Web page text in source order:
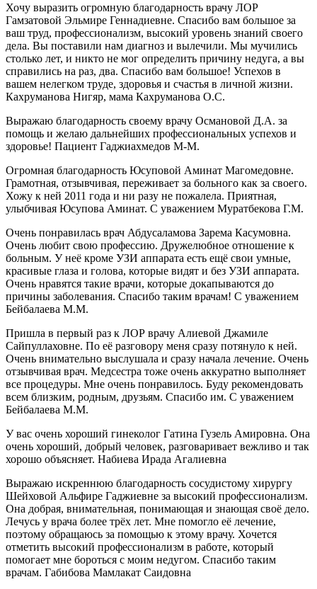
Хочу выразить огромную благодарность врачу ЛОР
Гамзатовой Эльмире Геннадиевне. Спасибо вам большое за
ваш труд, профессионализм, высокий уровень знаний своего
дела. Вы поставили нам диагноз и вылечили. Мы мучились
столько лет, и никто не мог определить причину недуга, а вы
справились на раз, два. Спасибо вам большое! Успехов в
вашем нелегком труде, здоровья и счастья в личной жизни.
Кахруманова Нигяр, мама Кахруманова О.С.
Выражаю благодарность своему врачу Османовой Д.А. за
помощь и желаю дальнейших профессиональных успехов и
здоровье! Пациент Гаджиахмедов М-М.
Огромная благодарность Юсуповой Аминат Магомедовне.
Грамотная, отзывчивая, переживает за больного как за своего.
Хожу к ней 2011 года и ни разу не пожалела. Приятная,
улыбчивая Юсупова Аминат. С уважением Муратбекова Г.М.
Очень понравилась врач Абдусаламова Зарема Касумовна.
Очень любит свою профессию. Дружелюбное отношение к
больным. У неё кроме УЗИ аппарата есть ещё свои умные,
красивые глаза и голова, которые видят и без УЗИ аппарата.
Очень нравятся такие врачи, которые докапываются до
причины заболевания. Спасибо таким врачам! С уважением
Бейбалаева М.М.
Пришла в первый раз к ЛОР врачу Алиевой Джамиле
Сайпуллаховне. По её разговору меня сразу потянуло к ней.
Очень внимательно выслушала и сразу начала лечение. Очень
отзывчивая врач. Медсестра тоже очень аккуратно выполняет
все процедуры. Мне очень понравилось. Буду рекомендовать
всем близким, родным, друзьям. Спасибо им. С уважением
Бейбалаева М.М.
У вас очень хороший гинеколог Гатина Гузель Амировна. Она
очень хороший, добрый человек, разговаривает вежливо и так
хорошо объясняет. Набиева Ирада Агалиевна
Выражаю искреннюю благодарность сосудистому хирургу
Шейховой Альфире Гаджиевне за высокий профессионализм.
Она добрая, внимательная, понимающая и знающая своё дело.
Лечусь у врача более трёх лет. Мне помогло её лечение,
поэтому обращаюсь за помощью к этому врачу. Хочется
отметить высокий профессионализм в работе, который
помогает мне бороться с моим недугом. Спасибо таким
врачам. Габибова Мамлакат Саидовна